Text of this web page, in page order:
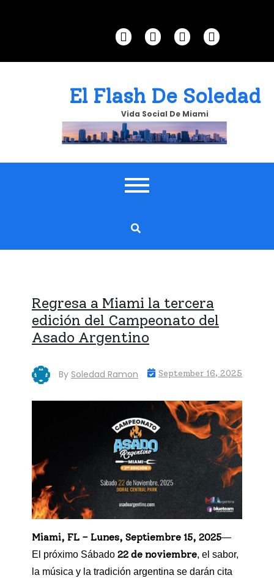
El Flash De Soledad
Vida Social De Miami
Regresa a Miami la tercera
edición del Campeonato del
Asado Argentino
By Soledad Ramon September 16, 2025
Miami, FL – Lunes, Septiembre 15, 2025—
El próximo Sábado 22 de noviembre, el sabor,
la música y la tradición argentina se darán cita